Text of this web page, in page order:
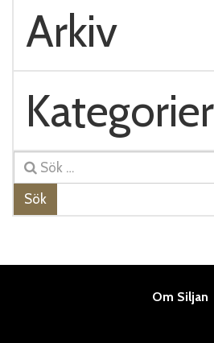
Arkiv
Kategorier
Sök
Om Siljan